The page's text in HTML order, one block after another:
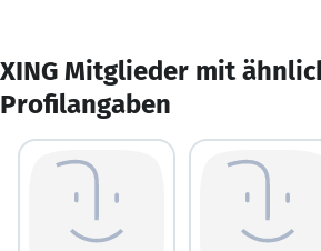
XING Mitglieder mit
Profilangaben